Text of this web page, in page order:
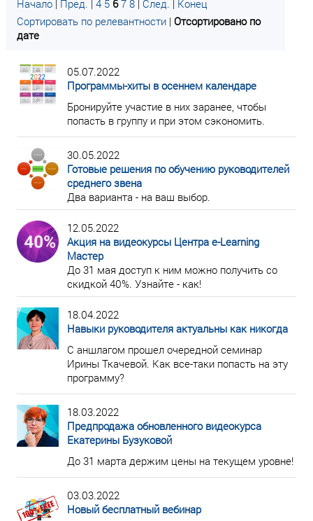
Начало Пред. 4 5 6 7 8 След.
Конец
Сортировать по релевантности | Отсортировано по
дате
05.07.2022
Программы-хиты в осеннем календаре
Бронируйте участие в них заранее, чтобы
попасть в группу и при этом сэкономить.
30.05.2022
Готовые решения по обучению руководителей
среднего звена
Два варианта - на ваш выбор.
12.05.2022
Акция на видеокурсы Центра e-Learning
Мастер
До 31 мая доступ к ним можно получить со
скидкой 40%. Узнайте - как!
18.04.2022
Навыки руководителя актуальны как никогда
С аншлагом прошел очередной семинар
Ирины Ткачевой. Как все-таки попасть на эту
программу?
18.03.2022
Предпродажа обновленного видеокурса
Екатерины Бузуковой
До 31 марта держим цены на текущем уровне!
03.03.2022
Новый бесплатный вебинар